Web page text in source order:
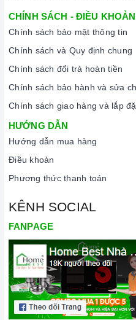
và để ngăn mọi tác động
trình nấu. Tất cả các nút sẽ
Luôn dùng khăn mềm và
thật nhẹ để tránh làm trầy
Đối với các vết bẩn cứng
tẩy rửa chuyên dụng để lau
thời gian nấu nướng để đảm
Khi không sử dụng, nên cất
bếp để tránh làm trầy xước,
Thường xuyên lau chùi bếp
bảo tuổi thọ của bếp.
3. Tại sao nên chọn mua
CHÍNH SÁCH - ĐIỀU KHOẢN
Chính sách bảo mật thông tin
Chính sách và Quy định chung
Chính sách đổi trả hoàn tiền
Chính sách bảo hành và sửa
Chính sách giao hàng và lắp
HƯỚNG DẪN
Hướng dẫn mua hàng
Điều khoản
Phương thức thanh toán
KÊNH SOCIAL
FANPAGE